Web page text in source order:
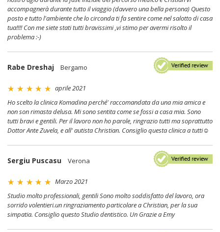
accompagnerà durante tutto il viaggio (davvero una bella persona) Questo
posto e tutto l'ambiente che lo circonda ti fa sentire come nel salotto di casa
tua!!!! Con me siete stati tutti bravissimi ,vi stimo per avermi risolto il
problema :-)
Rabe Dreshaj Bergamo
aprile 2021
Ho scelto la clinica Komadina perché' raccomandata da una mia amica e
non son rimasta delusa. Mi sono sentita come se fossi a casa mia. Sono
tutti bravi e gentili. Per il lavoro non ho parole, ringrazio tutti ma soprattutto
Dottor Ante Zuvela, e all' autista Christian. Consiglio questa clinica a tutti☺
Sergiu Puscasu Verona
Marzo 2021
Studio molto professionali, gentili Sono molto soddisfatto del lavoro, ora
sorrido volentieri.un ringraziamento particolare a Christian, per la sua
simpatia. Consiglio questo Studio dentistico. Un Grazie a Emy